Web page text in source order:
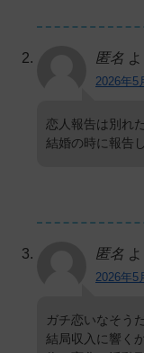
匿名
2026年5
恋人報告は別れ
結婚の時に報告
匿名
2026年5
ガチ恋いなそう
結局収入に響く